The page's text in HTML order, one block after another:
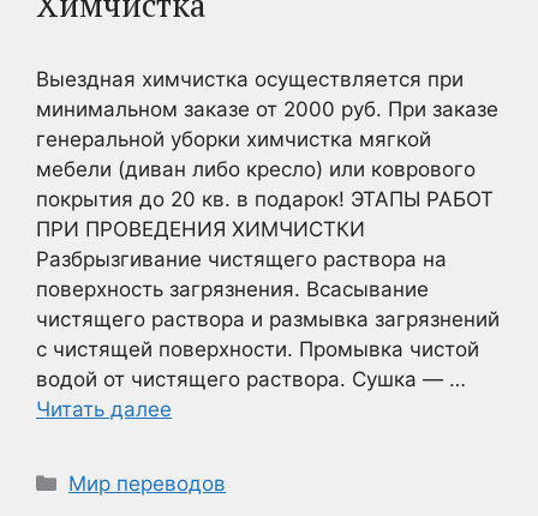
Выездная химчистка осуществляется при
минимальном заказе от 2000 руб. При заказе
генеральной уборки химчистка мягкой
мебели (диван либо кресло) или коврового
покрытия до 20 кв. в подарок! ЭТАПЫ РАБОТ
ПРИ ПРОВЕДЕНИЯ ХИМЧИСТКИ
Разбрызгивание чистящего раствора на
поверхность загрязнения. Всасывание
чистящего раствора и размывка загрязнений
с чистящей поверхности. Промывка чистой
водой от чистящего раствора. Сушка — …
Читать далее
Рубрики
Мир переводов